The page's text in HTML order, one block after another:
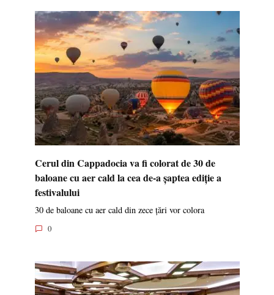
Cerul din Cappadocia va fi colorat de 30 de
baloane cu aer cald la cea de-a șaptea ediție a
festivalului
30 de baloane cu aer cald din zece țări vor colora
0